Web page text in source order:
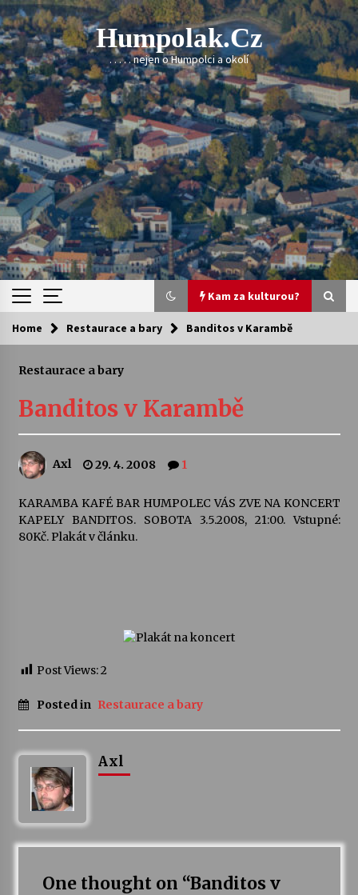
Skip
to
content
Humpolak.cz
. . . . . nejen o Humpolci a okolí
Kam za kulturou?
Kam za kulturou?
Sukuba Ensemble
4. 8. 2026
Vernisáž výstavy Josefíny Duškové: Stávám se
kapkou
Veselí muzikanti
28. 7. 2026
28. 7. 2026
23. 7. 2026
22. 7. 2026
Home Restaurace a bary Banditos v Karambě
Restaurace a bary
Banditos v Karambě
Axl 29. 4. 2008 1
KARAMBA KAFÉ BAR HUMPOLEC VÁS ZVE NA KONCERT
KAPELY BANDITOS. SOBOTA 3.5.2008, 21:00. Vstupné:
80Kč. Plakát v článku.
Post Views:2
Posted in Restaurace a bary
Axl
One thought on “Banditos v